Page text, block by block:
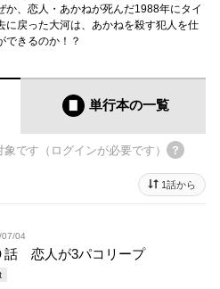
、恋人・あかねが死んだ1988年にタイ
に戻った大河は、あかねを殺す犯人を仕
できるのか！？
単行本の一覧
象です（ログインが必要です）
1話から
04
話 恋人が3パコリープ